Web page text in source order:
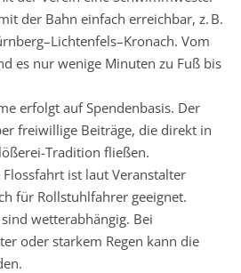
der Bahn einfach erreichbar, z. B.
Vom
es nur wenige Minuten zu Fuß bis
erfolgt auf Spendenbasis. Der
freiwillige Beiträge, die direkt in
Tradition fließen.
ist laut Veranstalter
für Rollstuhlfahrer geeignet.
wetterabhängig. Bei
oder starkem Regen kann die